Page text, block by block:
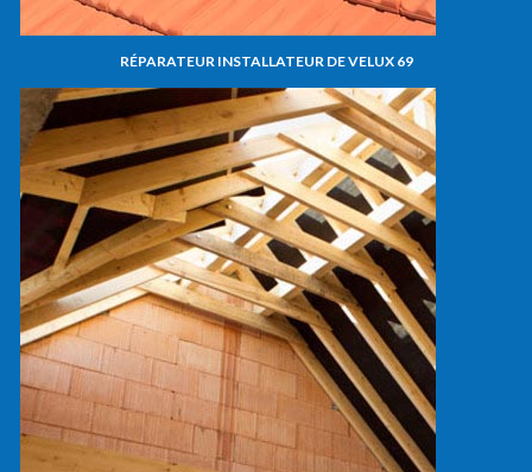
RÉPARATEUR INSTALLATEUR DE VELUX 69